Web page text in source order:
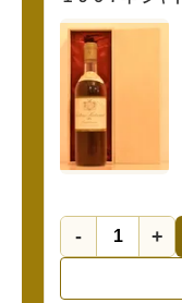
- +